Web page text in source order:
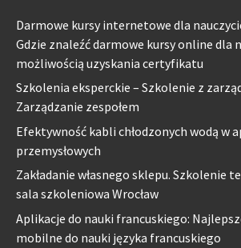
Darmowe kursy internetowe dla
Gdzie znaleźć darmowe kursy online dla
możliwością uzyskania certyfikatu
Szkolenia eksperckie – Szkolenie z
Zarządzanie zespołem
Efektywność kabli chłodzonych wodą w
przemysłowych
Zakładanie własnego sklepu. Szkolenie
sala szkoleniowa Wrocław
Aplikacje do nauki francuskiego:
mobilne do nauki języka francuskiego